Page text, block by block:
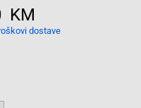
KM
dostave